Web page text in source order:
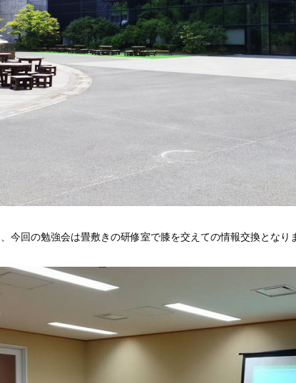
今回の勉強会は畳敷きの研修室で膝を交えての情報交換となり